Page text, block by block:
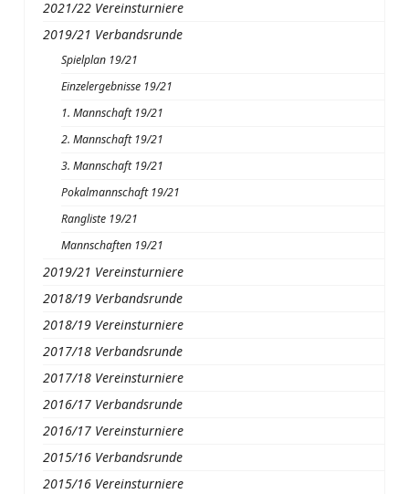
2021/22 Vereinsturniere
2019/21 Verbandsrunde
Spielplan 19/21
Einzelergebnisse 19/21
1. Mannschaft 19/21
2. Mannschaft 19/21
3. Mannschaft 19/21
Pokalmannschaft 19/21
Rangliste 19/21
Mannschaften 19/21
2019/21 Vereinsturniere
2018/19 Verbandsrunde
2018/19 Vereinsturniere
2017/18 Verbandsrunde
2017/18 Vereinsturniere
2016/17 Verbandsrunde
2016/17 Vereinsturniere
2015/16 Verbandsrunde
2015/16 Vereinsturniere